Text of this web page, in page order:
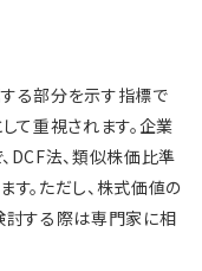
る部分を示す指標で
て重視されます。企業
DCF法、類似株価比準
。ただし、株式価値の
討する際は専門家に相